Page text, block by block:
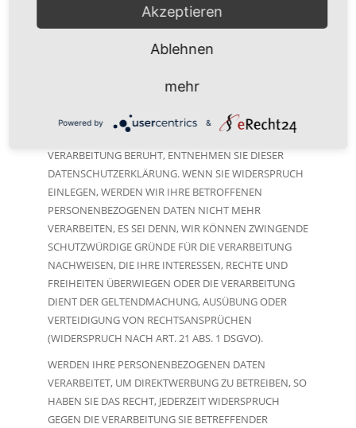
VON ART. 6 ABS. 1 LIT. E ODER F DSGVO ERFOLGT,
HABEN SIE JEDERZEIT DAS RECHT, AUS GRÜNDEN, DIE
SICH AUS IHRER BESONDEREN SITUATION ERGEBEN,
PERSONENBEZOGENEN DATEN WIDERSPRUCH
BESTIMMUNGEN GESTÜTZTES PROFILING. DIE
JEWEILIGE RECHTSGRUNDLAGE, AUF DENEN EINE
VERARBEITUNG BERUHT, ENTNEHMEN SIE DIESER
DATENSCHUTZERKLÄRUNG. WENN SIE WIDERSPRUCH
EINLEGEN, WERDEN WIR IHRE BETROFFENEN
PERSONENBEZOGENEN DATEN NICHT MEHR
VERARBEITEN, ES SEI DENN, WIR KÖNNEN ZWINGENDE
SCHUTZWÜRDIGE GRÜNDE FÜR DIE VERARBEITUNG
NACHWEISEN, DIE IHRE INTERESSEN, RECHTE UND
FREIHEITEN ÜBERWIEGEN ODER DIE VERARBEITUNG
DIENT DER GELTENDMACHUNG, AUSÜBUNG ODER
VERTEIDIGUNG VON RECHTSANSPRÜCHEN
(WIDERSPRUCH NACH ART. 21 ABS. 1 DSGVO).
WERDEN IHRE PERSONENBEZOGENEN DATEN
VERARBEITET, UM DIREKTWERBUNG ZU BETREIBEN, SO
HABEN SIE DAS RECHT, JEDERZEIT WIDERSPRUCH
GEGEN DIE VERARBEITUNG SIE BETREFFENDER
Akzeptieren
Ablehnen
mehr
Powered by &